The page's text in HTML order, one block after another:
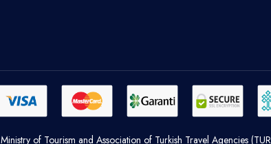
Ministry of Tourism and Association of Turkish Travel Agencies